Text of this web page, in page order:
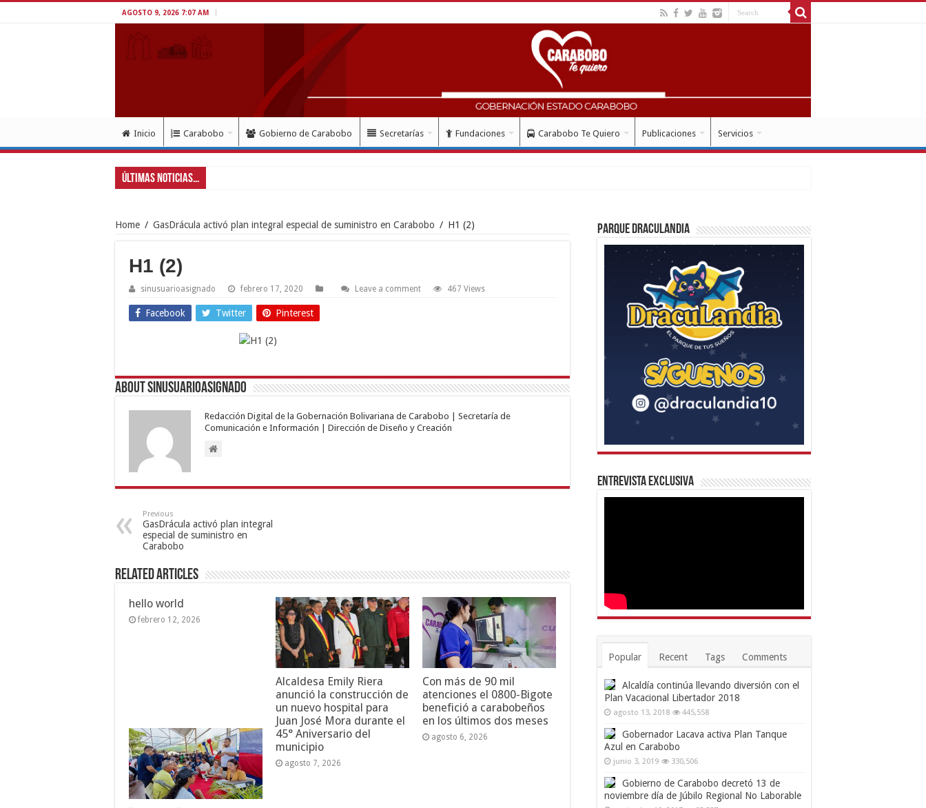
AGOSTO 9, 2026 7:07 AM
Inicio Carabobo Gobierno de Carabobo Secretarías Fundaciones Carabobo Te Quiero Publicaciones Servicios
Últimas Noticias...
Home / GasDrácula activó plan integral especial de suministro en Carabobo / H1 (2)
H1 (2)
sinusuarioasignado febrero 17, 2020 Leave a comment 467 Views
Facebook Twitter Pinterest
About sinusuarioasignado
Redacción Digital de la Gobernación Bolivariana de Carabobo | Secretaría de
Comunicación e Información | Dirección de Diseño y Creación
Previous
GasDrácula activó plan integral
especial de suministro en
Carabobo
Related Articles
hello world
febrero 12, 2026
Alcaldesa Emily Riera
anunció la construcción de
un nuevo hospital para
Juan José Mora durante el
45° Aniversario del
municipio
agosto 7, 2026
Con más de 90 mil
atenciones el 0800-Bigote
benefició a carabobeños
en los últimos dos meses
agosto 6, 2026
Parque Draculandia
Entrevista Exclusiva
Popular Recent Tags Comments
Alcaldía continúa llevando diversión con el
Plan Vacacional Libertador 2018
agosto 13, 2018 445,558
Gobernador Lacava activa Plan Tanque
Azul en Carabobo
junio 3, 2019 330,506
Gobierno de Carabobo decretó 13 de
noviembre día de Júbilo Regional No Laborable